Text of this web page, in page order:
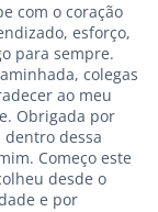
com o coração
esforço,
para sempre.
colegas
ao meu
Obrigada por
dessa
Começo este
desde o
e por